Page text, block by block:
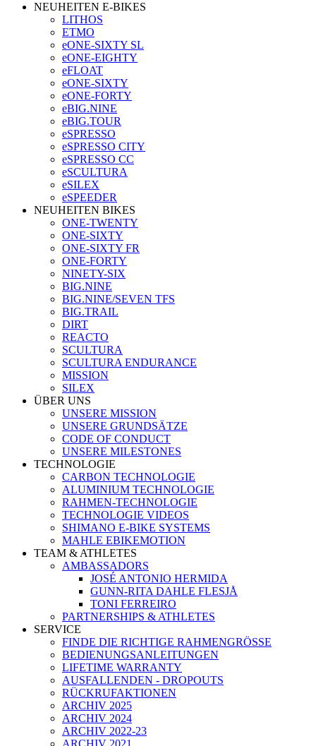
NEUHEITEN E-BIKES
LITHOS
ETMO
eONE-SIXTY SL
eONE-EIGHTY
eFLOAT
eONE-SIXTY
eONE-FORTY
eBIG.NINE
eBIG.TOUR
eSPRESSO
eSPRESSO CITY
eSPRESSO CC
eSCULTURA
eSILEX
eSPEEDER
NEUHEITEN BIKES
ONE-TWENTY
ONE-SIXTY
ONE-SIXTY FR
ONE-FORTY
NINETY-SIX
BIG.NINE
BIG.NINE/SEVEN TFS
BIG.TRAIL
DIRT
REACTO
SCULTURA
SCULTURA ENDURANCE
MISSION
SILEX
ÜBER UNS
UNSERE MISSION
UNSERE GRUNDSÄTZE
CODE OF CONDUCT
UNSERE MILESTONES
TECHNOLOGIE
CARBON TECHNOLOGIE
ALUMINIUM TECHNOLOGIE
RAHMEN-TECHNOLOGIE
TECHNOLOGIE VIDEOS
SHIMANO E-BIKE SYSTEMS
MAHLE EBIKEMOTION
TEAM & ATHLETES
AMBASSADORS
JOSÉ ANTONIO HERMIDA
GUNN-RITA DAHLE FLESJÅ
TONI FERREIRO
PARTNERSHIPS & ATHLETES
SERVICE
FINDE DIE RICHTIGE RAHMENGRÖSSE
BEDIENUNGSANLEITUNGEN
LIFETIME WARRANTY
AUSFALLENDEN - DROPOUTS
RÜCKRUFAKTIONEN
ARCHIV 2025
ARCHIV 2024
ARCHIV 2022-23
ARCHIV 2021